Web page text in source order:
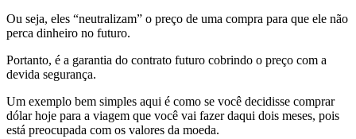
Ou seja, eles “neutralizam” o preço de uma compra para que ele não
perca dinheiro no futuro.
Portanto, é a garantia do contrato futuro cobrindo o preço com a
devida segurança.
Um exemplo bem simples aqui é como se você decidisse comprar
dólar hoje para a viagem que você vai fazer daqui dois meses, pois
está preocupada com os valores da moeda.